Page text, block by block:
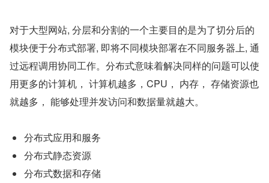
对于大型网站, 分层和分割的一个主要目的是为了切分后的
模块便于分布式部署, 即将不同模块部署在不同服务器上, 通
过远程调用协同工作。分布式意味着解决同样的问题可以使
用更多的计算机， 计算机越多，CPU， 内存， 存储资源也
就越多， 能够处理并发访问和数据量就越大。
分布式应用和服务
分布式静态资源
分布式数据和存储